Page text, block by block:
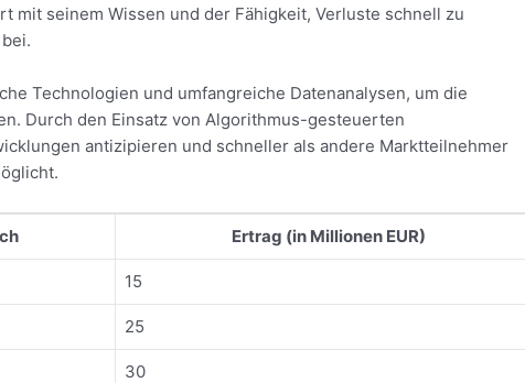
mit seinem Wissen und der Fähigkeit, Verluste schnell zu
Technologien und umfangreiche Datenanalysen, um die
Durch den Einsatz von Algorithmus-gesteuerten
antizipieren und schneller als andere Marktteilnehmer
Ertrag (in Millionen EUR)
15
25
30